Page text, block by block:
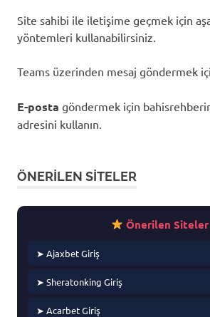
Site sahibi ile iletişime geçmek için
yöntemleri kullanabilirsiniz.
Teams üzerinden mesaj göndermek
E-posta göndermek için
adresini kullanın.
ÖNERILEN SITELER
Önerilen Siteler
➤ Ajaxbet Giriş
➤ Sheratonking Giriş
➤ Acarbet Giriş